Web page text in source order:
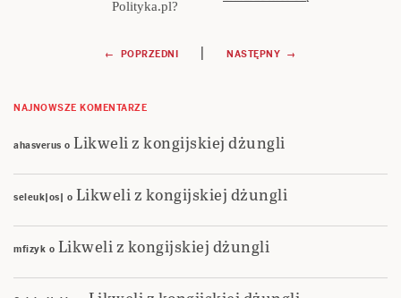
Polityka.pl?
Nawigacja
wpisu
← POPRZEDNI | NASTĘPNY →
NAJNOWSZE KOMENTARZE
ahasverus o Likweli z kongijskiej dżungli
seleuk|os| o Likweli z kongijskiej dżungli
mfizyk o Likweli z kongijskiej dżungli